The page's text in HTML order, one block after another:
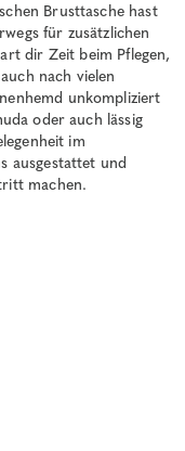
Brusttasche hast
für zusätzlichen
dir Zeit beim Pflegen,
nach vielen
unkompliziert
oder auch lässig
im
ausgestattet und
machen.